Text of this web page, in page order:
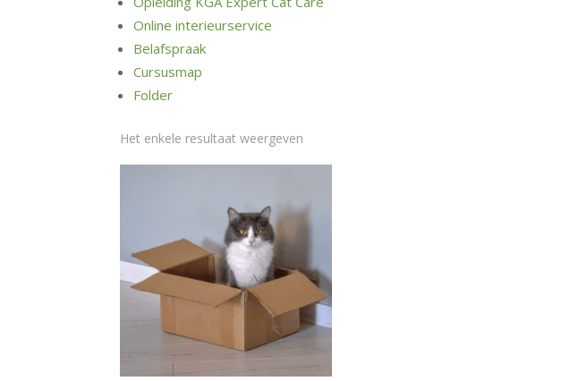
Online interieurservice
Belafspraak
Cursusmap
Folder
Het enkele resultaat weergeven